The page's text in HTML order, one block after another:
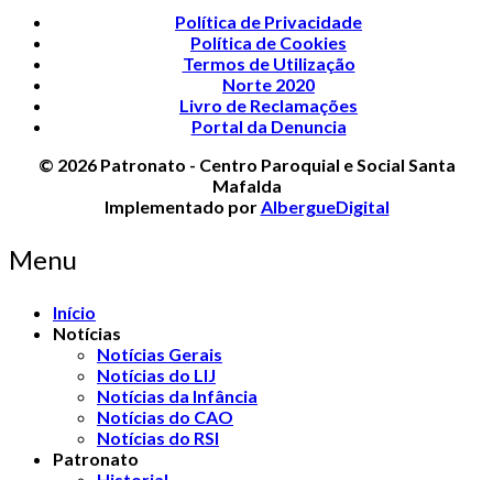
Política de Privacidade
Política de Cookies
Termos de Utilização
Norte 2020
Livro de Reclamações
Portal da Denuncia
© 2026 Patronato - Centro Paroquial e Social Santa
Mafalda
Implementado porAlbergueDigital
Menu
Início
Notícias
Notícias Gerais
Notícias do LIJ
Notícias da Infância
Notícias do CAO
Notícias do RSI
Patronato